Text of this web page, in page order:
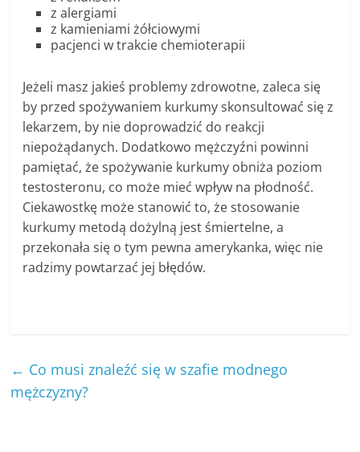
z alergiami
z kamieniami żółciowymi
pacjenci w trakcie chemioterapii
Jeżeli masz jakieś problemy zdrowotne, zaleca się
by przed spożywaniem kurkumy skonsultować się z
lekarzem, by nie doprowadzić do reakcji
niepożądanych. Dodatkowo mężczyźni powinni
pamiętać, że spożywanie kurkumy obniża poziom
testosteronu, co może mieć wpływ na płodność.
Ciekawostkę może stanowić to, że stosowanie
kurkumy metodą dożylną jest śmiertelne, a
przekonała się o tym pewna amerykanka, więc nie
radzimy powtarzać jej błędów.
← Co musi znaleźć się w szafie modnego
mężczyzny?